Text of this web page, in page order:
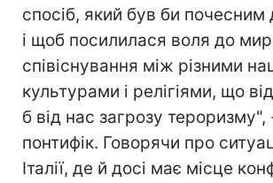
спосіб, який був би почесним
і щоб посилилася воля до
співіснування між різними
культурами і релігіями, що
б від нас загрозу тероризму",
понтифік. Говорячи про
Італії, де й досі має місце